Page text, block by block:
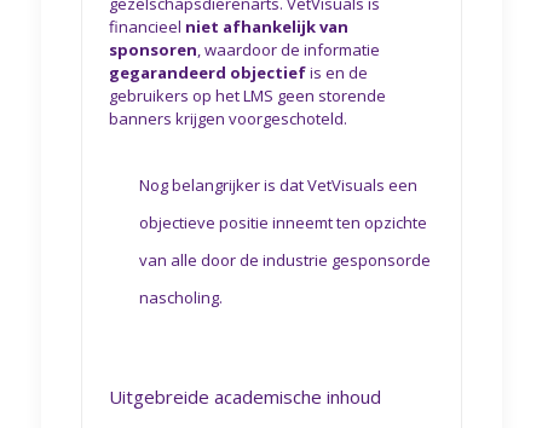
financieel niet afhankelijk van
sponsoren, waardoor de informatie
gegarandeerd objectiefis en de
gebruikers op het LMS geen storende
banners krijgen voorgeschoteld.
Nog belangrijker is dat VetVisuals een
objectieve positie inneemt ten opzichte
van alle door de industrie gesponsorde
nascholing.
Uitgebreide academische inhoud